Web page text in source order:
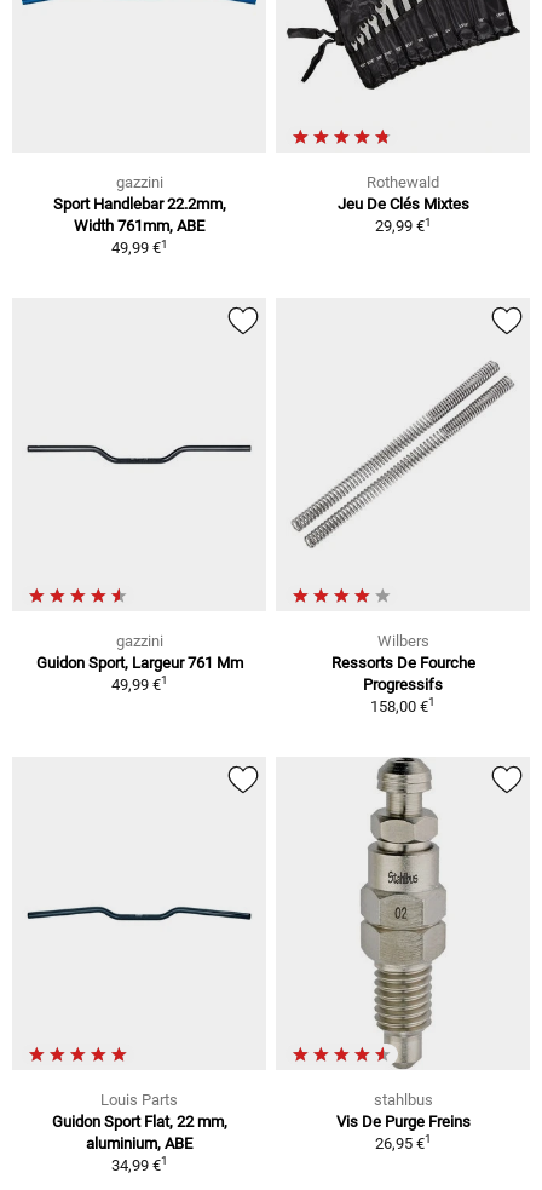
gazzini
Sport Handlebar 22.2mm,
Width 761mm, ABE
49,99 €1
Rothewald
Jeu De Clés Mixtes
29,99 €1
gazzini
Guidon Sport, Largeur 761 Mm
49,99 €1
Wilbers
Ressorts De Fourche
Progressifs
158,00 €1
Louis Parts
Guidon Sport Flat, 22 mm,
aluminium, ABE
34,99 €1
stahlbus
Vis De Purge Freins
26,95 €1